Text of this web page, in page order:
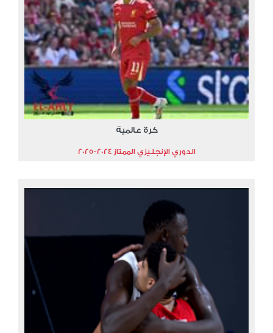
كرة عالمية
الدوري الإنجليزي الممتاز 2024-2025